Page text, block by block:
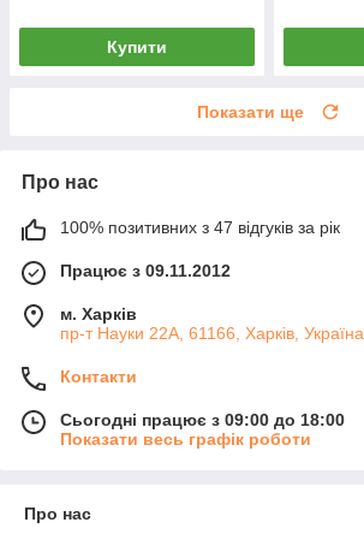
Купити
Показати ще
Про нас
100% позитивних з 47 відгуків за рік
Працює з 09.11.2012
м. Харків
пр-т Науки 22А, 61166, Харків, Україна
Контакти
Сьогодні працює з 09:00 до 18:00
Показати весь графік роботи
Про нас